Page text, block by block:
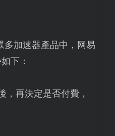
多加速器產品中，网易
下：
，再決定是否付費，